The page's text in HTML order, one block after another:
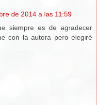
de 2014 a las 11:59
siempre es de agradecer
con la autora pero elegiré